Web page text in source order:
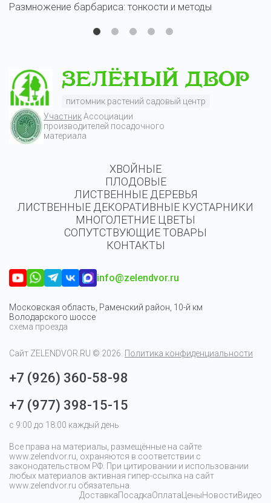
Размножение барбариса: тонкости и методы
питомник растений садовый центр
УчастникАссоциации
производителей посадочного
материала
ХВОЙНЫЕ
ПЛОДОВЫЕ
ЛИСТВЕННЫЕ ДЕРЕВЬЯ
ЛИСТВЕННЫЕ ДЕКОРАТИВНЫЕ КУСТАРНИКИ
МНОГОЛЕТНИЕ ЦВЕТЫ
СОПУТСТВУЮЩИЕ ТОВАРЫ
КОНТАКТЫ
info@zelendvor.ru
Московская область, Раменский район, 10-й км
Володарского шоссе
схема проезда
Сайт ZELENDVOR.RU © 2026. Политика конфиденциальности
+7 (926) 360-58-98
+7 (977) 398-15-15
с 9:00 до 18:00 каждый день
Все права на материалы, размещённые на сайте
www.zelendvor.ru, охраняются в соответствии с
законодательством РФ. При цитировании и использовании
любых материалов активная гипер-ссылка на сайт
www.zelendvor.ru обязательна.
ДоставкаПосадкаОплата ЦеныНовостиВидео